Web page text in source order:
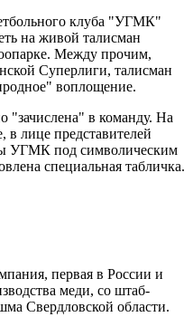
клуба "УГМК"
на живой талисман
Между прочим,
Суперлиги, талисман
воплощение.
в команду. На
лице представителей
УГМК под символическим
специальная табличка.
первая в России и
меди, со штаб-
Свердловской области.